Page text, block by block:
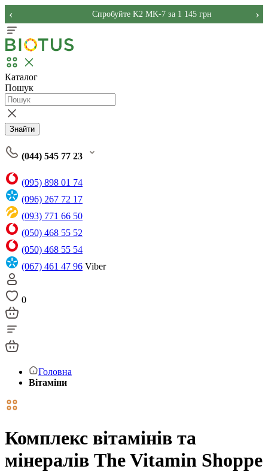
Спробуйте K2 MK-7 за 1 145 грн
‹ ›
Каталог
Пошук
Знайти
(044) 545 77 23
(095) 898 01 74
(096) 267 72 17
(093) 771 66 50
(050) 468 55 52
(050) 468 55 54
(067) 461 47 96 Viber
0
Головна
Вітаміни
Комплекс вітамінів та
мінералів The Vitamin Shoppe